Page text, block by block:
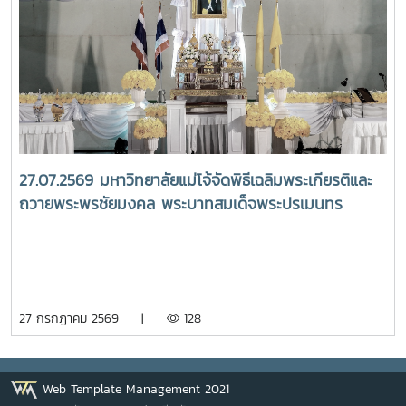
ราชสาริณีสิริพัชร มหาวัชรราชธิดา ณ พระที่นั่งพิมานรัตยา
พระบรมมหาราชวังการเข้าร่วมพิธีในครั้งนี้ นับเป็นพระ
มหากรุณาธิคุณล้นเกล้าล้นกระหม่อมแก่คณะผู้บริหาร
มหาวิทยาลัย สมาคมศิษย์เก่า และบุคลากร มหาวิทยาลัยแม่โจ้ที่ได้
ร่วมแสดงความจงรักภักดี ถวายความอาลัยและน้อมรำลึกในพระ
มหากรุณาธิคุณอย่างหาที่สุดมิได้
27.07.2569 มหาวิทยาลัยแม่โจ้จัดพิธีเฉลิมพระเกียรติและ
ถวายพระพรชัยมงคล พระบาทสมเด็จพระปรเมนทร
27 กรกฎาคม 2569 | 128
Web Template Management 2021